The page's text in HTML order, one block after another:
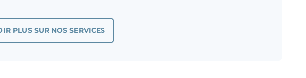
PLUS SUR NOS SERVICES